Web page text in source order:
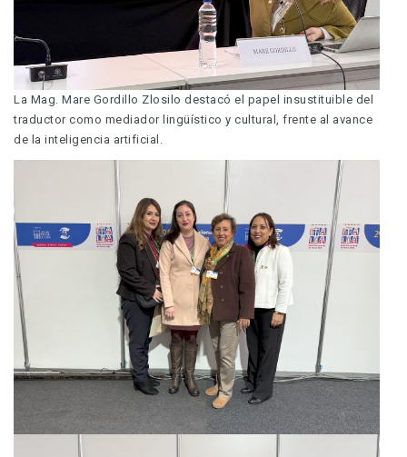
La Mag. Mare Gordillo Zlosilo destacó el papel insustituible del
traductor como mediador lingüístico y cultural, frente al avance
de la inteligencia artificial.